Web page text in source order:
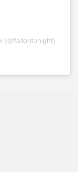
(@fallontonight)